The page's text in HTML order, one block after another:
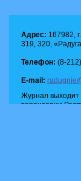
Адрес: 167982,
319, 320,
Телефон: (8-
E-mail:
Журнал выходит
территории